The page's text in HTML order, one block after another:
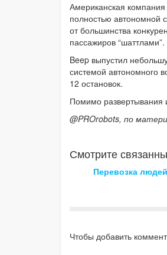
Американская компания
полностью автономной
от большинства
пассажиров “шаттлами”.
Beep выпустил
системой автономного
12 остановок.
Помимо развертывания
@PROrobots, по
Смотрите
Перевозка людей
Чтобы добавить